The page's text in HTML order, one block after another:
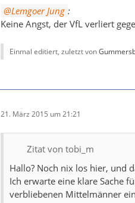
Lemgoer Jung :
Keine Angst, der VfL verliert
Einmal editiert, zuletzt von
21. März 2015 um 21:21
Zitat von tobi_m
Hallo? Noch nix los hier, und
Ich erwarte eine klare Sache
verbliebenen Mittelmänner